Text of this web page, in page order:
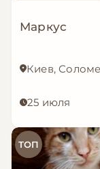
Маркус
Киев,
25 июля
ТОП